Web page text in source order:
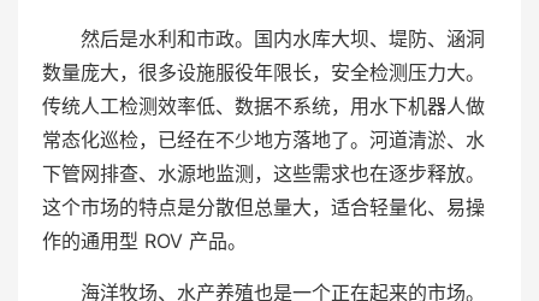
然后是水利和市政。国内水库大坝、堤防、涵洞
数量庞大，很多设施服役年限长，安全检测压力大。
传统人工检测效率低、数据不系统，用水下机器人做
常态化巡检，已经在不少地方落地了。河道清淤、水
下管网排查、水源地监测，这些需求也在逐步释放。
这个市场的特点是分散但总量大，适合轻量化、易操
作的通用型 ROV 产品。
海洋牧场、水产养殖也是一个正在起来的市场。